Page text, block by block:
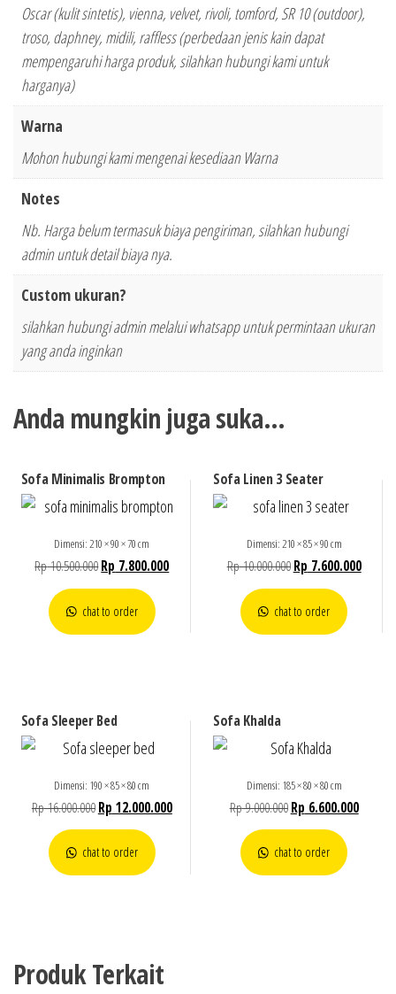
Oscar (kulit sintetis), vienna, velvet, rivoli, tomford, SR 10 (outdoor),
troso, daphney, midili, raffless (perbedaan jenis kain dapat
mempengaruhi harga produk, silahkan hubungi kami untuk
harganya)
Warna
Mohon hubungi kami mengenai kesediaan Warna
Notes
Nb. Harga belum termasuk biaya pengiriman, silahkan hubungi
admin untuk detail biaya nya.
Custom ukuran?
silahkan hubungi admin melalui whatsapp untuk permintaan ukuran
yang anda inginkan
Anda mungkin juga suka…
Sofa Minimalis Brompton
Dimensi: 210 × 90 × 70 cm
Rp10.500.000Rp 7.800.000
chat to order
Sofa Linen 3 Seater
Dimensi: 210 × 85 × 90 cm
Rp10.000.000 Rp 7.600.000
chat to order
Sofa Sleeper Bed
Dimensi: 190 × 85 × 80 cm
Rp16.000.000Rp 12.000.000
chat to order
Sofa Khalda
Dimensi: 185 × 80 × 80 cm
Rp9.000.000 Rp 6.600.000
chat to order
Produk Terkait